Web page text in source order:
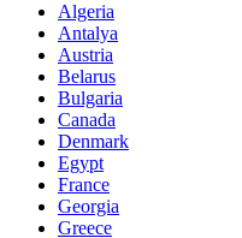
Algeria
Antalya
Austria
Belarus
Bulgaria
Canada
Denmark
Egypt
France
Georgia
Greece